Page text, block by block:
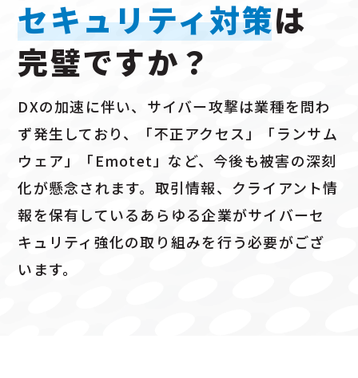
セキュリティ対策は
完璧ですか？
DXの加速に伴い、サイバー攻撃は業種を問わ
ず発生しており、
「不正アクセス」「ランサム
ウェア」「Emotet」など、今後も被害の深刻
化が懸念されます。取引情報、クライアント情
報を保有しているあらゆる企業がサイバーセ
キュリティ強化の取り組みを行う必要がござ
います。